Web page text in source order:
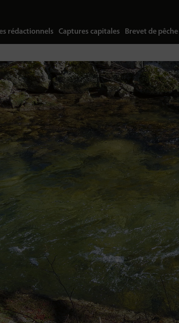
rédactionnels Captures capitales Brevet de